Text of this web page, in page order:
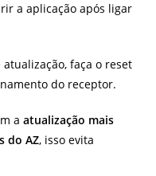
a aplicação após ligar
faça o reset
do receptor.
a atualização mais
do AZ, isso evita